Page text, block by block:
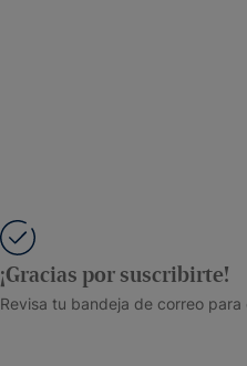
¡Gracias por suscribirte!
Revisa tu bandeja de correo